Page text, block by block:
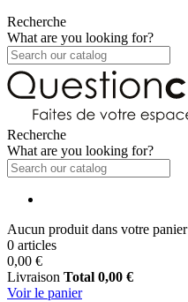
Recherche
What are you looking for?
Recherche
What are you looking for?
Aucun produit dans votre panier
0 articles
0,00 €
Livraison Total 0,00 €
Voir le panier